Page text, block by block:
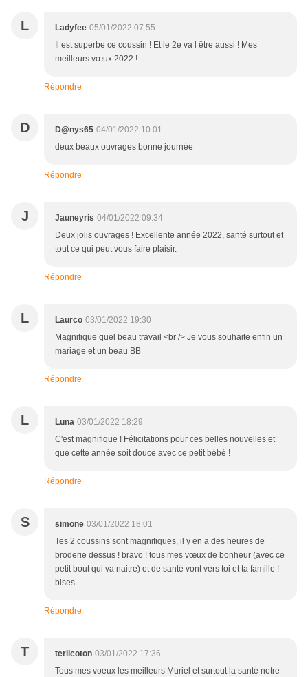
L Ladyfee 05/01/2022 07:55
Il est superbe ce coussin ! Et le 2e va l être aussi ! Mes
meilleurs vœux 2022 !
Répondre
D D@nys65 04/01/2022 10:01
deux beaux ouvrages bonne journée
Répondre
J Jauneyris 04/01/2022 09:34
Deux jolis ouvrages ! Excellente année 2022, santé surtout et
tout ce qui peut vous faire plaisir.
Répondre
L Laurco 03/01/2022 19:30
Magnifique quel beau travail <br /> Je vous souhaite enfin un
mariage et un beau BB
Répondre
L Luna 03/01/2022 18:29
C'est magnifique ! Félicitations pour ces belles nouvelles et
que cette année soit douce avec ce petit bébé !
Répondre
S simone 03/01/2022 18:01
Tes 2 coussins sont magnifiques, il y en a des heures de
broderie dessus ! bravo ! tous mes vœux de bonheur (avec ce
petit bout qui va naitre) et de santé vont vers toi et ta famille !
bises
Répondre
T terlicoton 03/01/2022 17:36
Tous mes voeux les meilleurs Muriel et surtout la santé notre